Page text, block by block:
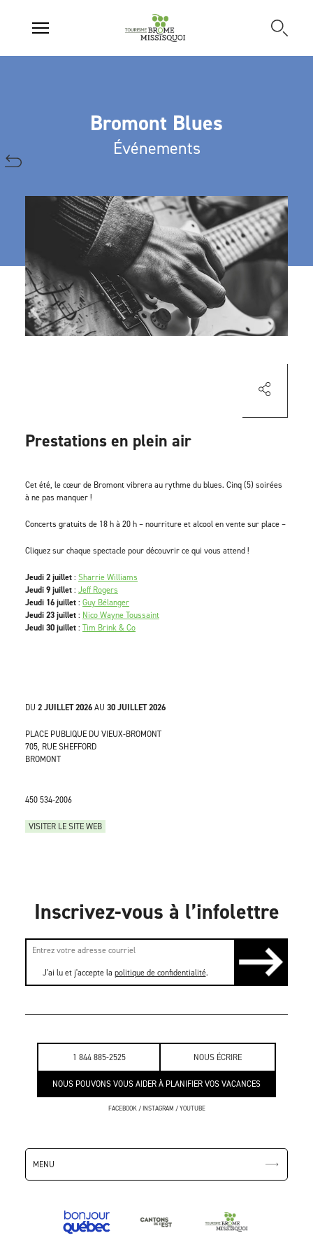
1 844 885-2525 NOUS ÉCRIRE
NOUS POUVONS VOUS AIDER À PLANIFIER VOS VACANCES
FACEBOOK/INSTAGRAM /YOUTUBE
MENU
Bromont Blues
Événements
DU 2 JUILLET 2026AU 30 JUILLET 2026
PLACE PUBLIQUE DU VIEUX-BROMONT
705, RUE SHEFFORD
BROMONT
450 534-2006
VISITER LE SITE WEB
Prestations en plein air
Cet été, le cœur de Bromont vibrera au rythme du blues. Cinq (5) soirées
à ne pas manquer !
Concerts gratuits de 18 h à 20 h – nourriture et alcool en vente sur place –
Cliquez sur chaque spectacle pour découvrir ce qui vous attend !
Jeudi 2 juillet: Sharrie Williams
Jeudi 9 juillet: Jeff Rogers
Jeudi 16 juillet: Guy Bélanger
Jeudi 23 juillet: Nico Wayne Toussaint
Jeudi 30 juillet: Tim Brink & Co
Inscrivez-vous à l’infolettre
J'ai lu et j'accepte la politique de confidentialité.